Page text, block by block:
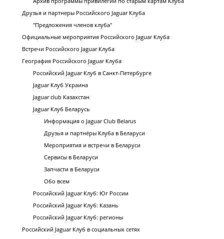
Друзья и партнеры Российского Jaguar Клуба
"Предложения членов клуба"
Официальные мероприятия Российского Jaguar Клуба
Встречи Российского Jaguar Клуба
География Российского Jaguar Клуба
Российский Jaguar Клуб в Санкт-Петербурге
Jaguar Клуб Украина
Jaguar club Казахстан
Jaguar Клуб Беларусь
Информация о Jaguar Club Belarus
Друзья и партнёры Клуба в Беларуси
Мероприятия и встречи в Беларуси
Сервисы в Беларуси
Запчасти в Беларуси
Обо всем
Российский Jaguar Клуб: Юг России
Российский Jaguar Клуб: Казань
Российский Jaguar Клуб: регионы
Российский Jaguar Клуб в социальных сетях